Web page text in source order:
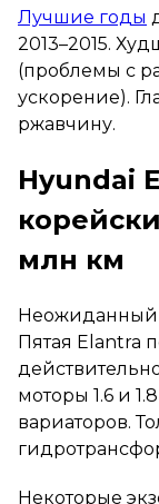
Лучшие годы
2013–2015.
(проблемы с
ускорение).
ржавчину.
Hyundai
млн км
Неожиданный
Пятая Elantra
моторы 1.6 и
вариаторов.
Некоторые